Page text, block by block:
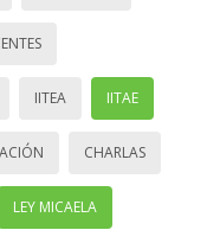
IITEA IITAE
CHARLAS
LEY MICAELA